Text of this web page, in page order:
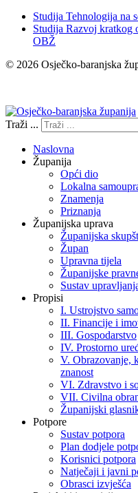
Studija Tehnologija na
Studija Razvoj kratkog
OBŽ
© 2026 Osječko-baranjska
Traži ...
Naslovna
Županija
Opći dio
Lokalna
Znamenja
Priznanja
Županijska uprava
Županijska
Župan
Upravna tijela
Županijske
Sustav
Propisi
I. Ustrojstvo
II. Financije i
III. Gospodarstvo
IV. Prostorno
V. Obrazovanje,
znanost
VI. Zdravstvo i
VII. Civilna
Županijski
Potpore
Sustav potpora
Plan dodjele
Korisnici potpora
Natječaji i javni
Obrasci izvješća